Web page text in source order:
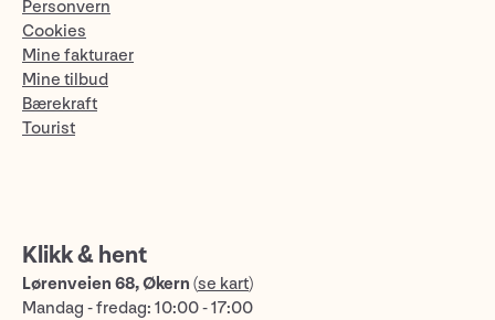
Personvern
Cookies
Mine fakturaer
Mine tilbud
Bærekraft
Tourist
Klikk & hent
Lørenveien 68, Økern (se kart)
Mandag - fredag: 10:00 - 17:00